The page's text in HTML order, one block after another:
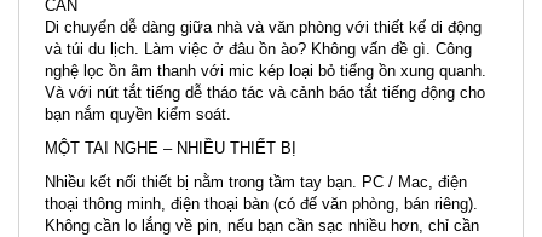
CẦN
Di chuyển dễ dàng giữa nhà và văn phòng với thiết kế di động
và túi du lịch. Làm việc ở đâu ồn ào? Không vấn đề gì. Công
nghệ lọc ồn âm thanh với mic kép loại bỏ tiếng ồn xung quanh.
Và với nút tắt tiếng dễ tháo tác và cảnh báo tắt tiếng động cho
bạn nắm quyền kiểm soát.
MỘT TAI NGHE – NHIỀU THIẾT BỊ
Nhiều kết nối thiết bị nằm trong tầm tay bạn. PC / Mac, điện
thoại thông minh, điện thoại bàn (có đế văn phòng, bán riêng).
Không cần lo lắng về pin, nếu bạn cần sạc nhiều hơn, chỉ cần